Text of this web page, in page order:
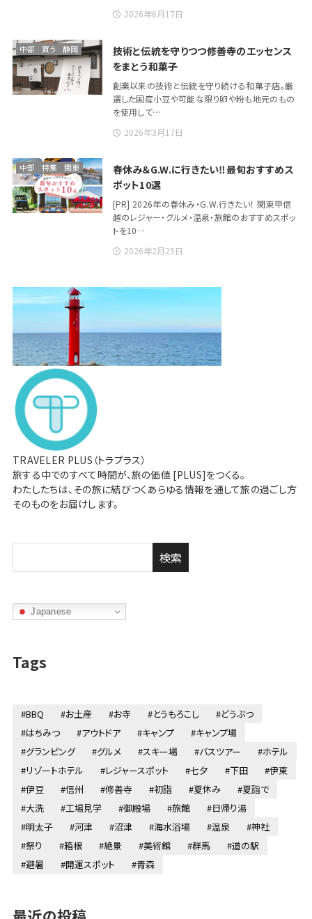
2026年6月17日
技術と伝統を守りつつ修善寺のエッセンス
をまとう和菓子
創業以来の技術と伝統を守り続ける和菓子店。厳
選した国産小豆や可能な限り卵や粉も地元のもの
を使用して…
2026年3月17日
中部 買う 静岡
春休み＆G.W.に行きたい‼最旬おすすめス
ポット10選
[PR] 2026年の春休み・G.W.行きたい！ 関東甲信
越のレジャー・グルメ・温泉・旅館のおすすめスポッ
トを10…
2026年2月25日
中部 特集 関東
TRAVELER PLUS（トラプラス）
旅する中でのすべて時間が、旅の価値 [PLUS]をつくる。
わたしたちは、その旅に結びつくあらゆる情報を通して旅の過ごし方
そのものをお届けします。
検索
Japanese
Tags
#BBQ #お土産 #お寺 #とうもろこし
#どうぶつ
#はちみつ
#アウトドア #キャンプ
#キャンプ場
#グランピング
#グルメ #スキー場 #バスツアー
#ホテル
#リゾートホテル
#レジャースポット #七夕 #下田
#伊東
#伊豆
#信州 #修善寺 #初詣 #夏休み
#夏詣で
#大洗
#工場見学 #御殿場 #旅館
#日帰り湯
#明太子
#河津 #沼津 #海水浴場 #温泉
#神社
#祭り
#箱根 #絶景 #美術館 #群馬
#道の駅
#避暑
#開運スポット #青森